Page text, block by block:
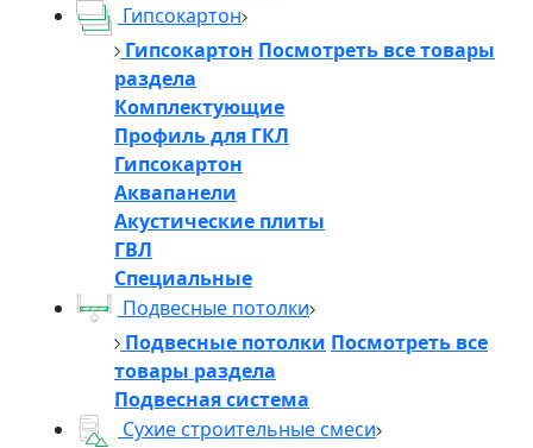
Гипсокартон
Гипсокартон Посмотреть все товары
раздела
Комплектующие
Профиль для ГКЛ
Гипсокартон
Аквапанели
Акустические плиты
ГВЛ
Специальные
Подвесные потолки
Подвесные потолки Посмотреть все
товары раздела
Подвесная система
Сухие строительные смеси